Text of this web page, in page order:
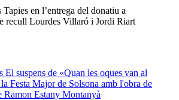
en l’entrega del donatiu a
recull Lourdes Villaró i Jordi Riart
El suspens de «Quan les oques van al
Festa Major de Solsona amb l'obra de
Ramon Estany Montanyà